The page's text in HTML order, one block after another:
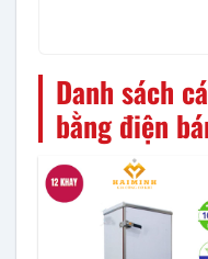
Danh sách
bằng điện